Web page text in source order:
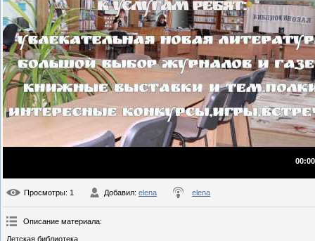
Просмотры: 1 Добавил: elena elena
Описание материала:
Детская библиотека